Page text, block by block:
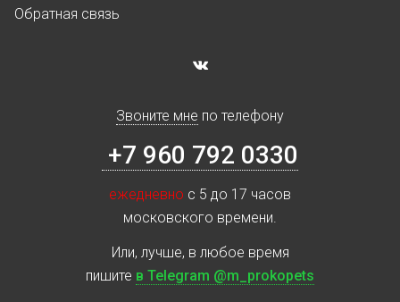
Обратная связь
Звоните мне по телефону
+7 960 792 0330
ежедневно с 5 до 17 часов
московского времени.
Или, лучше, в любое время
пишите в Telegram @m_prokopets